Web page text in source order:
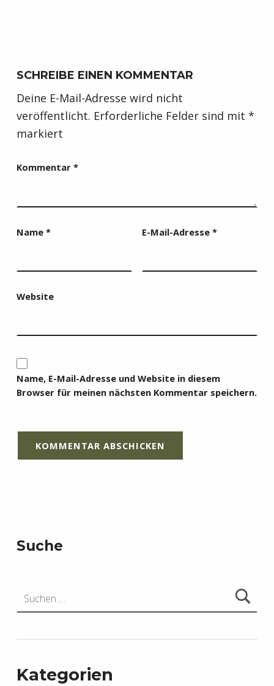
SCHREIBE EINEN KOMMENTAR
Deine E-Mail-Adresse wird nicht
veröffentlicht. Erforderliche Felder sind mit *
markiert
Kommentar *
Name * E-Mail-Adresse *
Website
Name, E-Mail-Adresse und Website in diesem
Browser für meinen nächsten Kommentar speichern.
Suche
Kategorien